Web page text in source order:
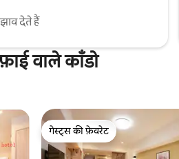
देते हैं
वाले काँडो
गेस्ट्स की फ़ेवरेट
गेस्ट्स की फ़ेवरेट